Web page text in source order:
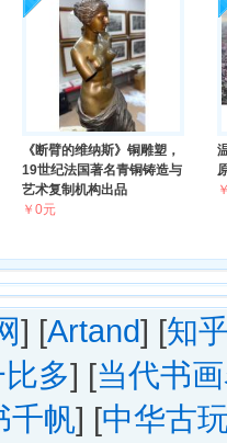
《断臂的维纳斯》铜雕塑，
19世纪法国著名青铜铸造与
艺术复制机构出品
￥0元
] [Artand] [知
多] [当代书
千帆] [中华古